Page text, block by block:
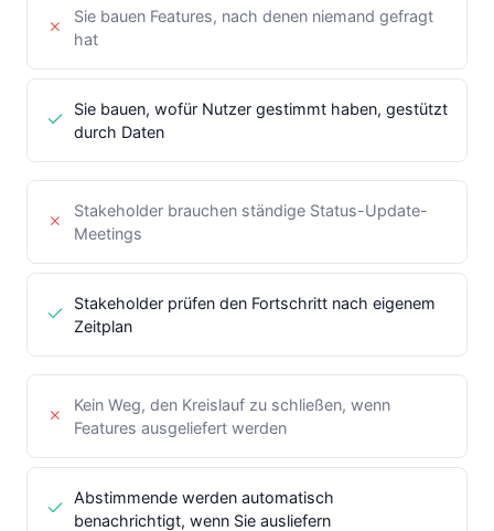
Sie bauen Features, nach denen niemand gefragt
hat
Sie bauen, wofür Nutzer gestimmt haben, gestützt
durch Daten
Stakeholder brauchen ständige Status-Update-
Meetings
Stakeholder prüfen den Fortschritt nach eigenem
Zeitplan
Kein Weg, den Kreislauf zu schließen, wenn
Features ausgeliefert werden
Abstimmende werden automatisch
benachrichtigt, wenn Sie ausliefern